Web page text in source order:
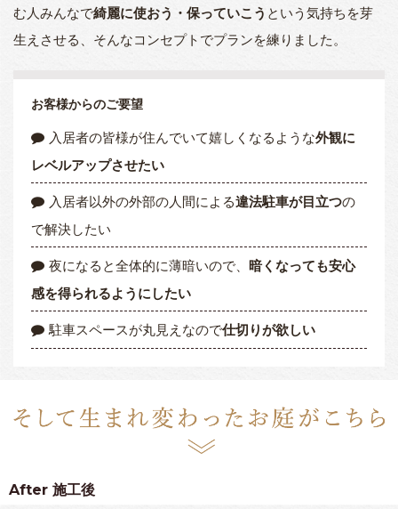
む人みんなで綺麗に使おう・保っていこう という気持ちを芽
生えさせる、そんなコンセプトでプランを練りました。
お客様からのご要望
入居者の皆様が住んでいて嬉しくなるような外観に
レベルアップさせたい
入居者以外の外部の人間による違法駐車が目立つの
で解決したい
夜になると全体的に薄暗いので、 暗くなっても安心
感を得られるようにしたい
駐車スペースが丸見えなので仕切りが欲しい
After 施工後